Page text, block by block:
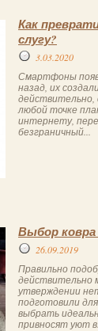
Как
слугу?
3.03.2020
Смартфоны
назад, их
любой точке
интернету,
безграничный...
Выбор
26.09.2019
Правильно
действительно
утверждении
подготовили
выбрать
привносят уют в...